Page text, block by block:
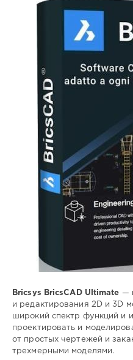
создание
редактор
,
3D
моделей
Bricsys BricsCAD Ultimate —
и редактирования 2D и 3D
широкий спектр функций и
проектировать и
от простых чертежей и
трехмерными моделями.